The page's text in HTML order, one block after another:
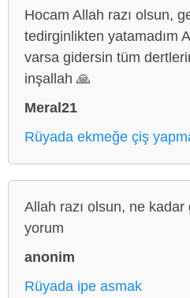
Hocam Allah razı olsun,
tedirginlikten yatamadım
varsa gidersin tüm
inşallah 🙏
Meral21
Rüyada ekmeğe çiş
Allah razı olsun, ne kadar
yorum
anonim
Rüyada ipe asmak